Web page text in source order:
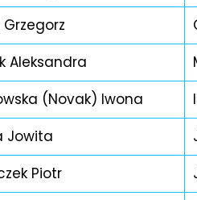
Grzegorz
Aleksandra
(Novak) Iwona
Jowita
Piotr